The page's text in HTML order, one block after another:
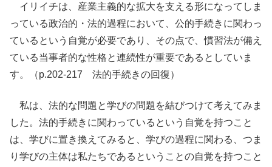
イリイチは、産業主義的な拡大を支える形になってしま
っている政治的・法的過程において、公的手続きに関わっ
ているという自覚が必要であり、その点で、慣習法が備え
ている当事者的な性格と連続性が重要であるとしていま
す。（p.202-217 法的手続きの回復）
私は、法的な問題と学びの問題を結びつけて考えてみま
した。法的手続きに関わっているという自覚を持つこと
は、学びに置き換えてみると、学びの過程に関わる、つま
り学びの主体は私たちであるということの自覚を持つこと